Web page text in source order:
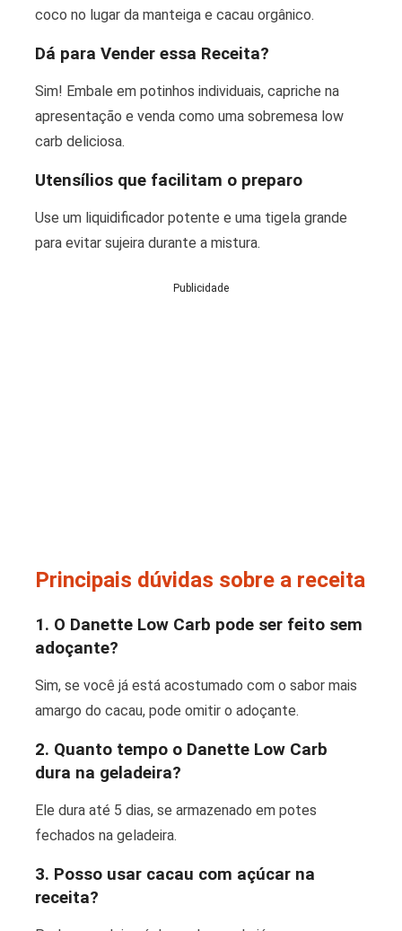
coco no lugar da manteiga e cacau orgânico.
Dá para Vender essa Receita?
Sim! Embale em potinhos individuais, capriche na
apresentação e venda como uma sobremesa low
carb deliciosa.
Utensílios que facilitam o preparo
Use um liquidificador potente e uma tigela grande
para evitar sujeira durante a mistura.
Publicidade
Principais dúvidas sobre a receita
1. O Danette Low Carb pode ser feito sem
adoçante?
Sim, se você já está acostumado com o sabor mais
amargo do cacau, pode omitir o adoçante.
2. Quanto tempo o Danette Low Carb
dura na geladeira?
Ele dura até 5 dias, se armazenado em potes
fechados na geladeira.
3. Posso usar cacau com açúcar na
receita?